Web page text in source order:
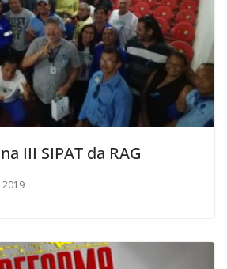
III SIPAT da RAG